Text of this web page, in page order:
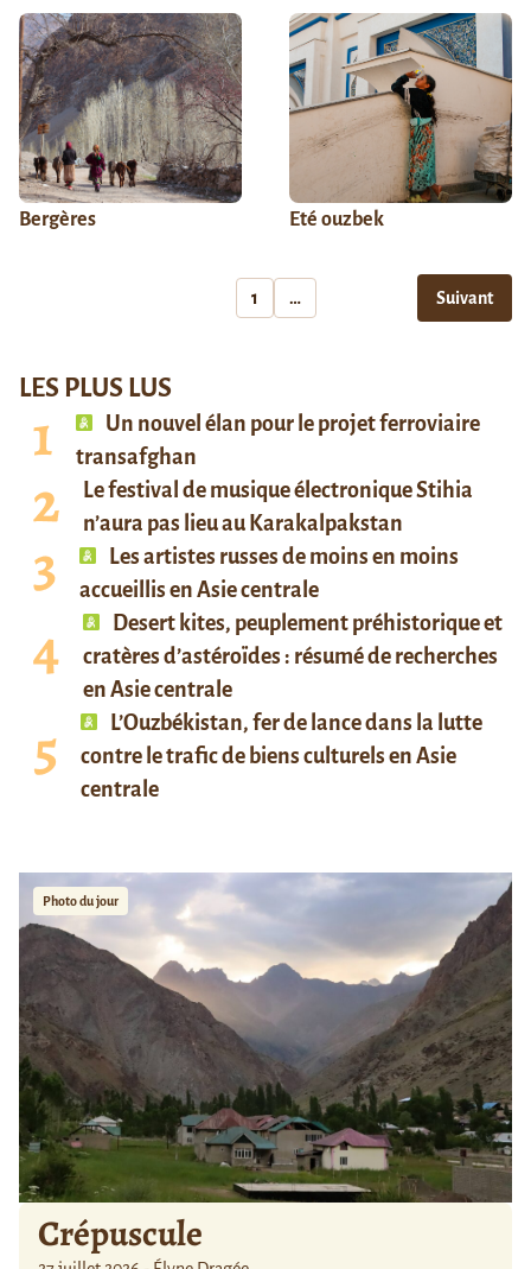
Bergères Eté ouzbek
1 … Suivant
LES PLUS LUS
Un nouvel élan pour le projet ferroviaire
transafghan
Le festival de musique électronique Stihia
n’aura pas lieu au Karakalpakstan
Les artistes russes de moins en moins
accueillis en Asie centrale
Desert kites, peuplement préhistorique et
cratères d’astéroïdes : résumé de recherches
en Asie centrale
L’Ouzbékistan, fer de lance dans la lutte
contre le trafic de biens culturels en Asie
centrale
Photo du jour
Crépuscule